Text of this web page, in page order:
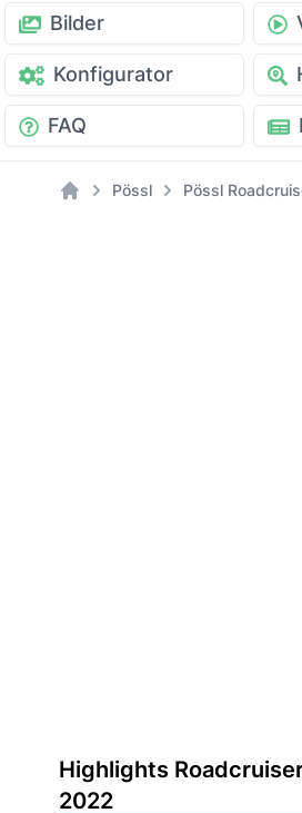
Bilder
Konfigurator
FAQ
Pössl Pössl
Highlights
2022